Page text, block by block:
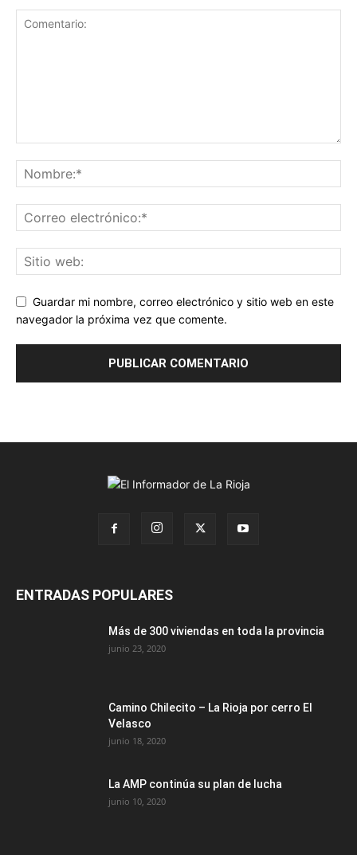
Guardar mi nombre, correo electrónico y sitio web en este
navegador la próxima vez que comente.
ENTRADAS POPULARES
Más de 300 viviendas en toda la provincia
junio 23, 2020
Camino Chilecito – La Rioja por cerro El
Velasco
junio 18, 2020
La AMP continúa su plan de lucha
junio 10, 2020